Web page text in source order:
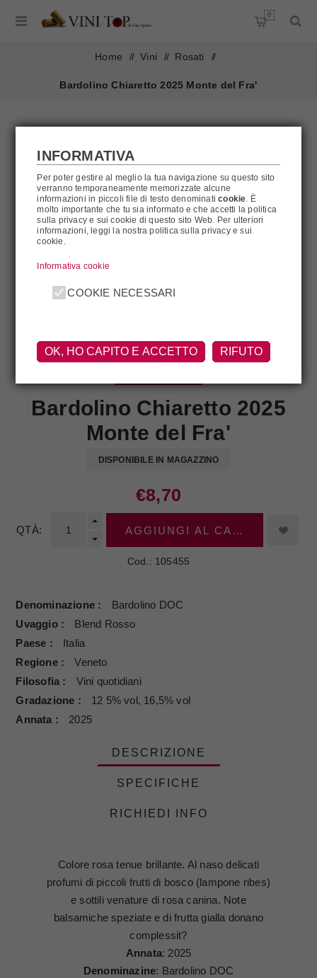
0
Home / Vini / Rosati /
Bardolino Chiaretto 2025 Monte del Fra'
Bardolino Chiaretto 2025
Monte del Fra'
DISPONIBILE IN MAGAZZINO
€8,70
QTÀ: AGGIUNGI AL CARRELLO
Cod.: 105455
Denominazione
Bardolino DOC
Uvaggio
Blend Rosso
Paese
Italia
Regione
Veneto
Filosofia
Vini quotidiani
Gradazione
12 5% vol, 16,5% vol
Annata
2025
DESCRIZIONE
SPECIFICHE
RICHIEDI INFO
Colore rosa tenue brillante. Al naso delicati
profumi di piccoli frutti di bosco (lampone ribes)
e sottili venature di rosa canina. Note
balsamiche speziate e di frutta gialla donano
complessit?
Annata: 2025
Denominazine: Bardolino DOC
INFORMATIVA
Per poter gestire al meglio la tua navigazione su questo sito
verranno temporaneamente memorizzate alcune
informazioni in piccoli file di testo denominaticookie. È
molto importante che tu sia informato e che accetti la politica
sulla privacy e sui cookie di questo sito Web. Per ulteriori
informazioni, leggi la nostra politica sulla privacy e sui
cookie.
Informativa cookie
COOKIE NECESSARI
OK, HO CAPITO E ACCETTO RIFUTO